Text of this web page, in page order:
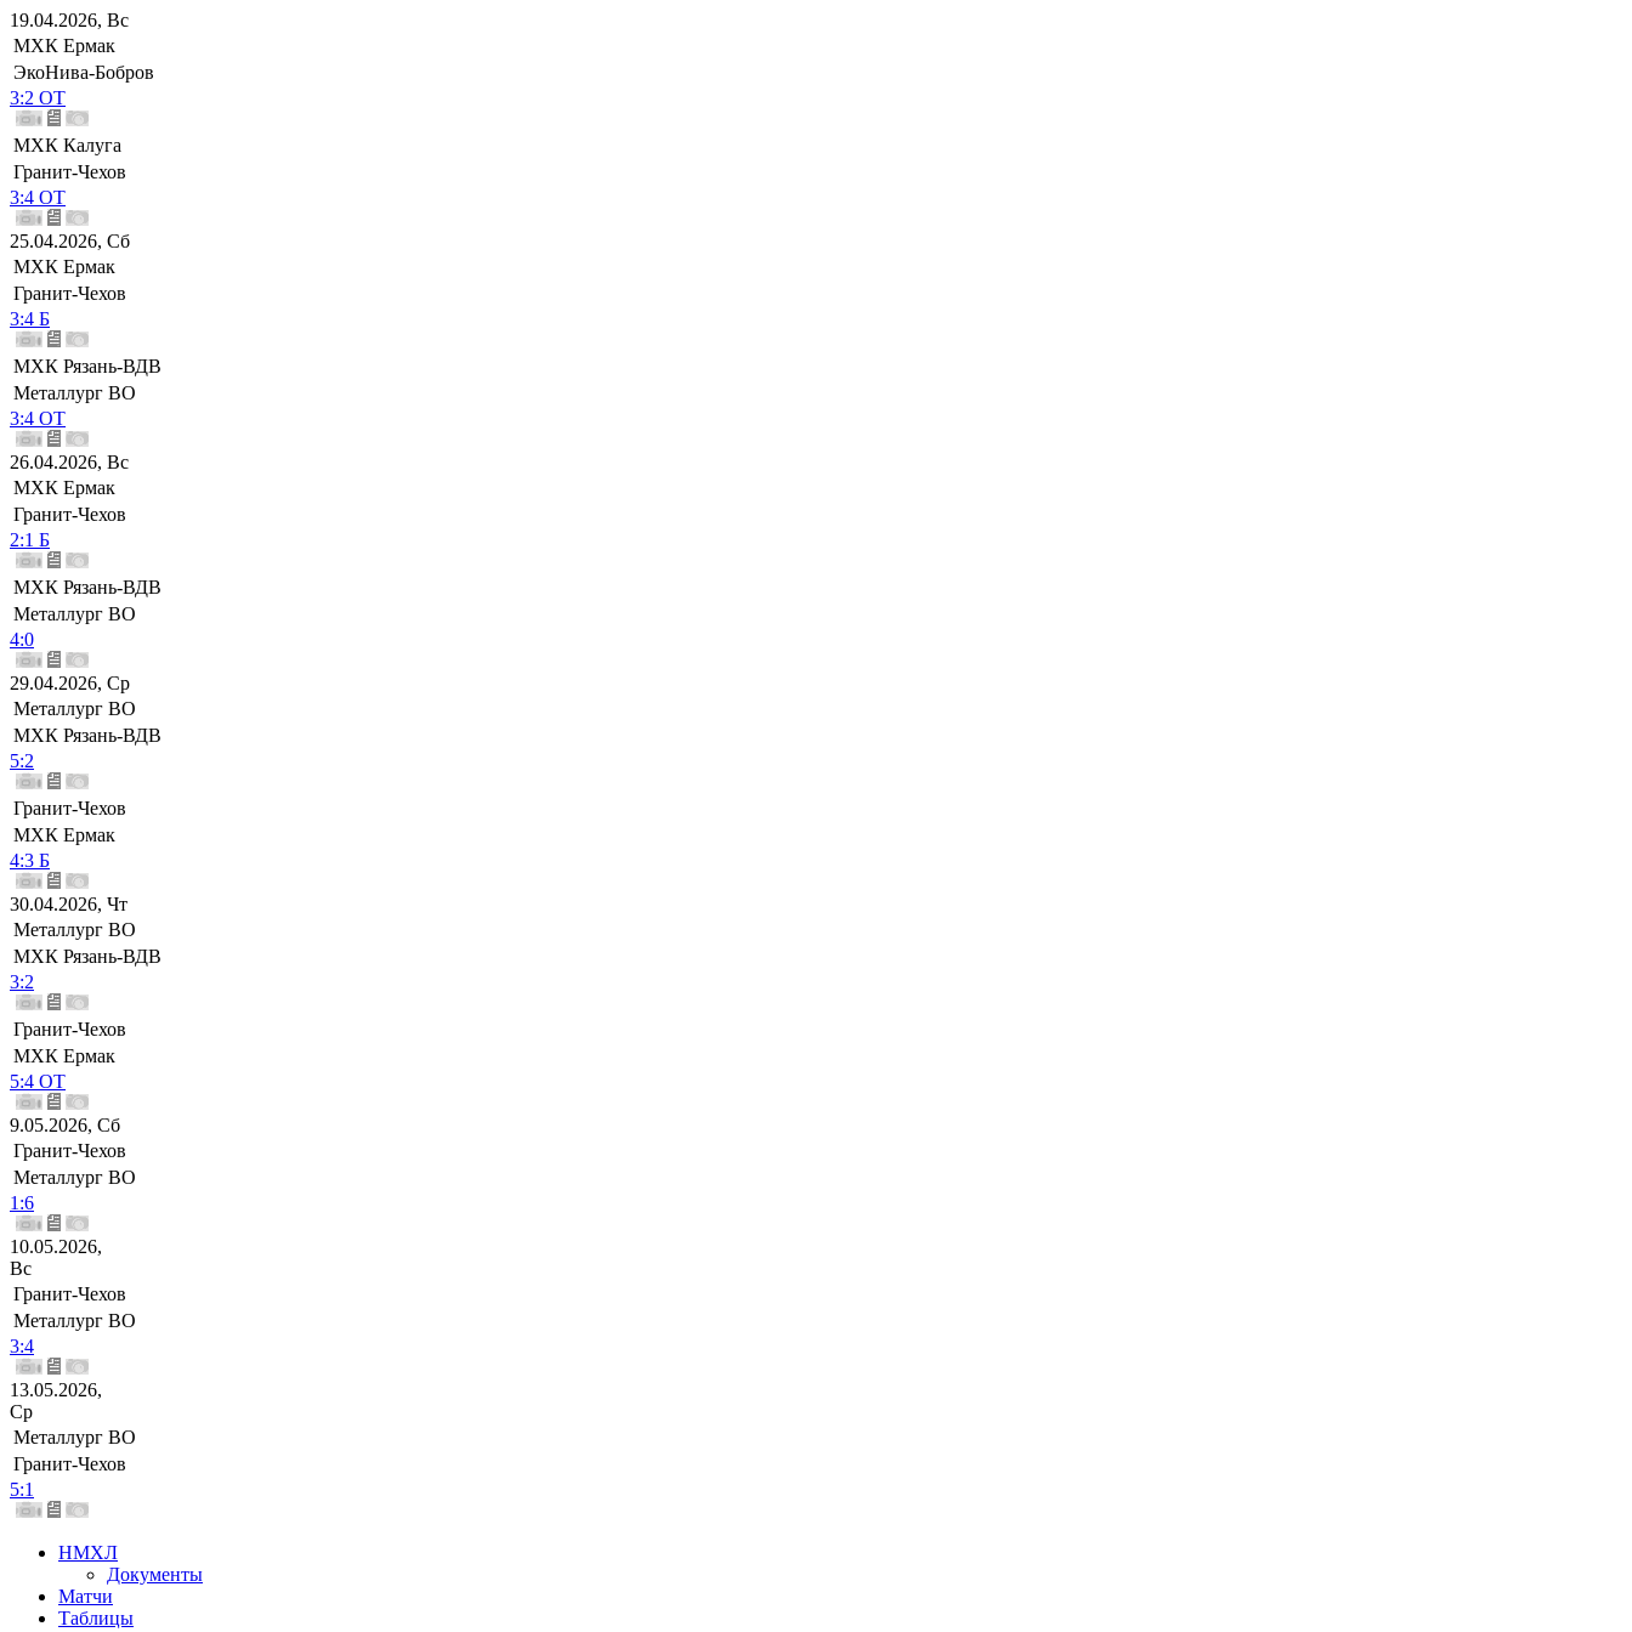
19.04.2026, Вс
МХК Ермак
ЭкоНива-Бобров
3:2 ОТ
МХК Калуга
Гранит-Чехов
3:4 ОТ
25.04.2026, Сб
МХК Ермак
Гранит-Чехов
3:4 Б
МХК Рязань-ВДВ
Металлург ВО
3:4 ОТ
26.04.2026, Вс
МХК Ермак
Гранит-Чехов
2:1 Б
МХК Рязань-ВДВ
Металлург ВО
4:0
29.04.2026, Ср
Металлург ВО
МХК Рязань-ВДВ
5:2
Гранит-Чехов
МХК Ермак
4:3 Б
30.04.2026, Чт
Металлург ВО
МХК Рязань-ВДВ
3:2
Гранит-Чехов
МХК Ермак
5:4 ОТ
9.05.2026, Сб
Гранит-Чехов
Металлург ВО
1:6
10.05.2026,
Вс
Гранит-Чехов
Металлург ВО
3:4
13.05.2026,
Ср
Металлург ВО
Гранит-Чехов
5:1
НМХЛ
Документы
Матчи
Таблицы